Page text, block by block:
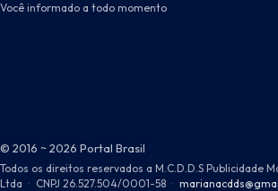
Você informado a todo momento
© 2016 ~ 2026 Portal Brasil
Todos os direitos reservados a M.C.D.D.S Publicidade
Ltda · CNPJ 26.527.504/0001-58 ·